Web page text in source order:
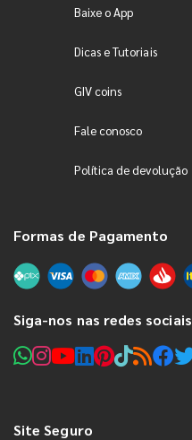
Baixe o App
Dicas e Tutoriais
GIV coins
Fale conosco
Política de devolução
Formas de Pagamento
Siga-nos nas redes sociais
Site Seguro